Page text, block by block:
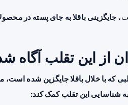
جایگزینی باقلا به جای پسته در
از این تقلب آگاه
که با خلال باقلا جایگزین شده
شناسایی این تقلب کمک کند: